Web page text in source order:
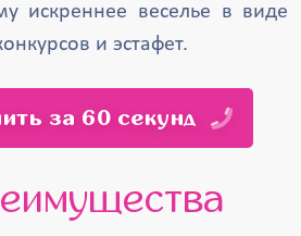
искреннее веселье в виде
и эстафет.
за 60 секунд